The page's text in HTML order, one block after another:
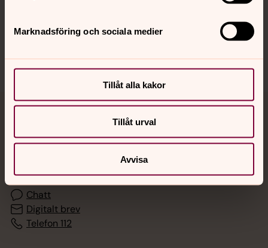
Marknadsföring och sociala medier
Tillåt alla kakor
Tillåt urval
Avvisa
Sociala kanaler
Jourhavande präst
Akut samtals- och krisstöd. Prata eller chatta anonymt
med en präst på kvällar och nätter.
Chatt
Digitalt brev
Telefon 112